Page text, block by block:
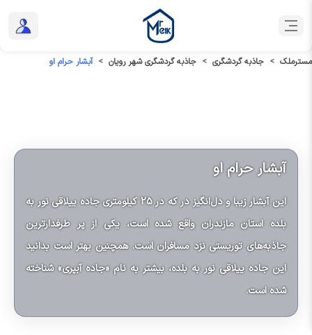
مسترملک جاذبه گردشگری جاذبه گردشگری شهر رویان آبشار حرام او
آبشار حرام او
این آبشار زیبا و دل‌انگیز در که در 25 کیلومتری جاده ییلاقی نور به
بلده استان مازندران واقع شده است، یکی از پر طرفدارترین
جاذبه‌های توریستی نزد مسافران است. همچنین بهتر است بدانید
این جاده ییلاقی نور به بلده، بیشتر به نام «جاده آبپری» شناخته
شده است.